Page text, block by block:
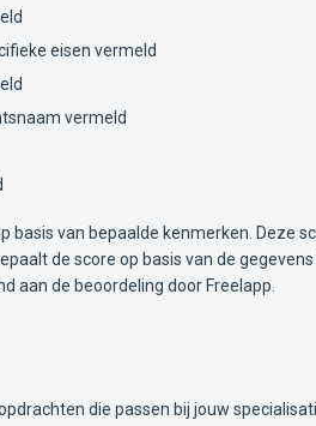
eisen vermeld
vermeld
basis van bepaalde kenmerken. Deze
de score op basis van de
aan de beoordeling door Freelapp.
die passen bij jouw